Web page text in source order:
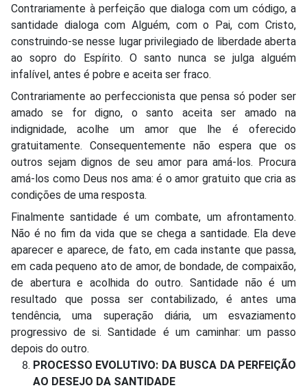
Contrariamente à perfeição que dialoga com um código, a
santidade dialoga com Alguém, com o Pai, com Cristo,
construindo-se nesse lugar privilegiado de liberdade aberta
ao sopro do Espírito. O santo nunca se julga alguém
infalível, antes é pobre e aceita ser fraco.
Contrariamente ao perfeccionista que pensa só poder ser
amado se for digno, o santo aceita ser amado na
indignidade, acolhe um amor que lhe é oferecido
gratuitamente. Consequentemente não espera que os
outros sejam dignos de seu amor para amá-los. Procura
amá-los como Deus nos ama: é o amor gratuito que cria as
condições de uma resposta.
Finalmente santidade é um combate, um afrontamento.
Não é no fim da vida que se chega a santidade. Ela deve
aparecer e aparece, de fato, em cada instante que passa,
em cada pequeno ato de amor, de bondade, de compaixão,
de abertura e acolhida do outro. Santidade não é um
resultado que possa ser contabilizado, é antes uma
tendência, uma superação diária, um esvaziamento
progressivo de si. Santidade é um caminhar: um passo
depois do outro.
PROCESSO EVOLUTIVO: DA BUSCA DA PERFEIÇÃO
AO DESEJO DA SANTIDADE